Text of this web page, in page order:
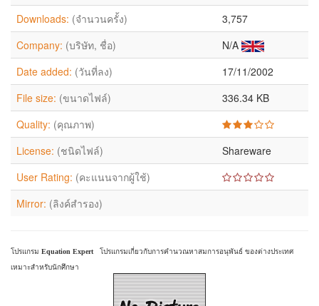
Downloads: (จำนวนครั้ง)
3,757
Company: (บริษัท, ชื่อ)
N/A
Date added: (วันที่ลง)
17/11/2002
File size: (ขนาดไฟล์)
336.34 KB
Quality: (คุณภาพ)
License: (ชนิดไฟล์)
Shareware
User Rating: (คะแนนจากผู้ใช้)
Mirror: (ลิงค์สำรอง)
โปรแกรม Equation Expert
โปรแกรมเกี่ยวกับการคำนวณหาสมการอนุพันธ์ ของต่างประเทศ
เหมาะสำหรับนักศึกษา